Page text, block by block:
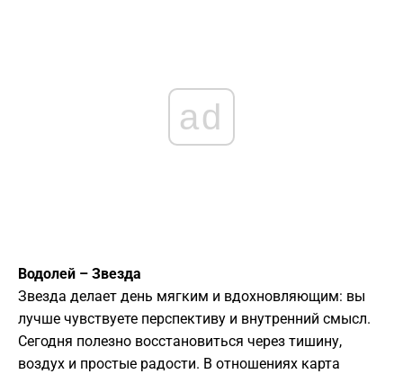
ad
Водолей – Звезда
Звезда делает день мягким и вдохновляющим: вы
лучше чувствуете перспективу и внутренний смысл.
Сегодня полезно восстановиться через тишину,
воздух и простые радости. В отношениях карта